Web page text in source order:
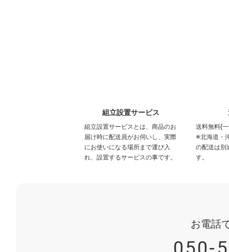
組立設置サービス
組立設置サービスとは、商品のお
届け時に配送員がお伺いし、実際
にお使いになる場所まで運び入
れ、設置するサービスの事です。
送料無料(
※北海道・
の配送は別
す。
お電話